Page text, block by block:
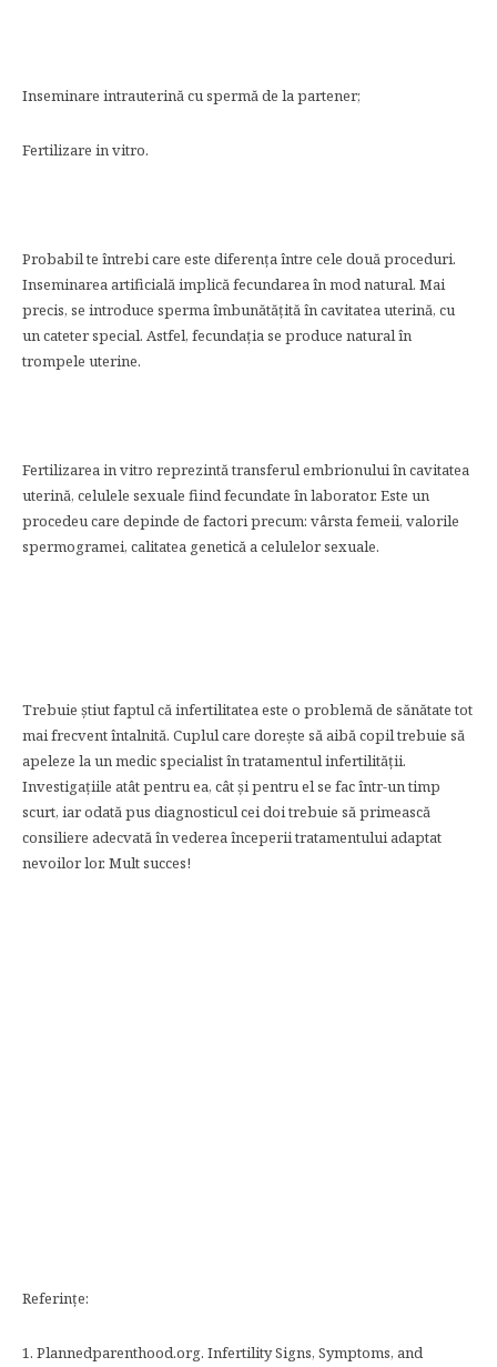
Inseminare intrauterină cu spermă de la partener;
Fertilizare in vitro.
Probabil te întrebi care este diferența între cele două proceduri.
Inseminarea artificială implică fecundarea în mod natural. Mai
precis, se introduce sperma îmbunătățită în cavitatea uterină, cu
un cateter special. Astfel, fecundația se produce natural în
trompele uterine.
Fertilizarea in vitro reprezintă transferul embrionului în cavitatea
uterină, celulele sexuale fiind fecundate în laborator. Este un
procedeu care depinde de factori precum: vârsta femeii, valorile
spermogramei, calitatea genetică a celulelor sexuale.
Trebuie știut faptul că infertilitatea este o problemă de sănătate tot
mai frecvent întalnită. Cuplul care dorește să aibă copil trebuie să
apeleze la un medic specialist în tratamentul infertilității.
Investigațiile atât pentru ea, cât și pentru el se fac într-un timp
scurt, iar odată pus diagnosticul cei doi trebuie să primească
consiliere adecvată în vederea începerii tratamentului adaptat
nevoilor lor. Mult succes!
Referințe:
1. Plannedparenthood.org. Infertility Signs, Symptoms, and